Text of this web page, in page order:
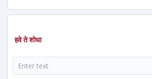
हवे ते शोधा
शोध